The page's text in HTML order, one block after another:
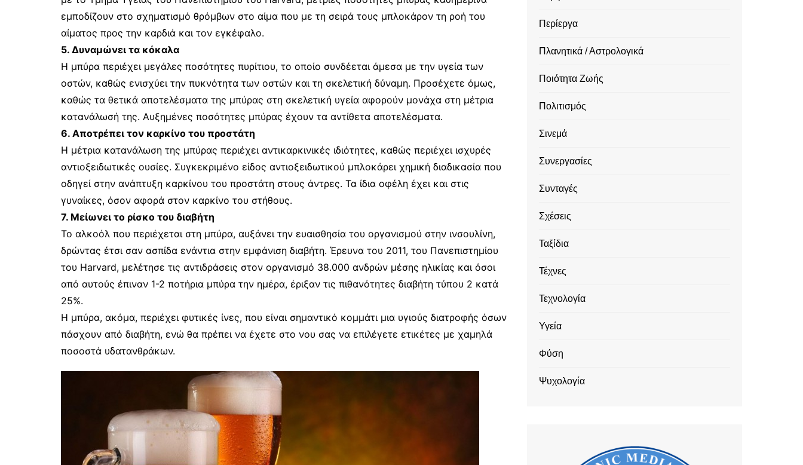
εμποδίζουν στο σχηματισμό θρόμβων στο αίμα που με τη σειρά τους μπλοκάρον τη ροή του
αίματος προς την καρδιά και τον εγκέφαλο.
5. Δυναμώνει τα κόκαλα
Η μπύρα περιέχει μεγάλες ποσότητες πυρίτιου, το οποίο συνδέεται άμεσα με την υγεία των
οστών, καθώς ενισχύει την πυκνότητα των οστών και τη σκελετική δύναμη. Προσέχετε όμως,
καθώς τα θετικά αποτελέσματα της μπύρας στη σκελετική υγεία αφορούν μονάχα στη μέτρια
κατανάλωσή της. Αυξημένες ποσότητες μπύρας έχουν τα αντίθετα αποτελέσματα.
6. Αποτρέπει τον καρκίνο του προστάτη
Η μέτρια κατανάλωση της μπύρας περιέχει αντικαρκινικές ιδιότητες, καθώς περιέχει ισχυρές
αντιοξειδωτικές ουσίες. Συγκεκριμένο είδος αντιοξειδωτικού μπλοκάρει χημική διαδικασία που
οδηγεί στην ανάπτυξη καρκίνου του προστάτη στους άντρες. Τα ίδια οφέλη έχει και στις
γυναίκες, όσον αφορά στον καρκίνο του στήθους.
7. Μείωνει το ρίσκο του διαβήτη
Το αλκοόλ που περιέχεται στη μπύρα, αυξάνει την ευαισθησία του οργανισμού στην ινσουλίνη,
δρώντας έτσι σαν ασπίδα ενάντια στην εμφάνιση διαβήτη. Έρευνα του 2011, του Πανεπιστημίου
του Harvard, μελέτησε τις αντιδράσεις στον οργανισμό 38.000 ανδρών μέσης ηλικίας και όσοι
από αυτούς έπιναν 1-2 ποτήρια μπύρα την ημέρα, έριξαν τις πιθανότητες διαβήτη τύπου 2 κατά
25%.
Η μπύρα, ακόμα, περιέχει φυτικές ίνες, που είναι σημαντικό κομμάτι μια υγιούς διατροφής όσων
πάσχουν από διαβήτη, ενώ θα πρέπει να έχετε στο νου σας να επιλέγετε ετικέτες με χαμηλά
ποσοστά υδατανθράκων.
Περίεργα
Πλανητικά / Αστρολογικά
Ποιότητα Ζωής
Πολιτισμός
Σινεμά
Συνεργασίες
Συνταγές
Σχέσεις
Ταξίδια
Τέχνες
Τεχνολογία
Υγεία
Φύση
Ψυχολογία